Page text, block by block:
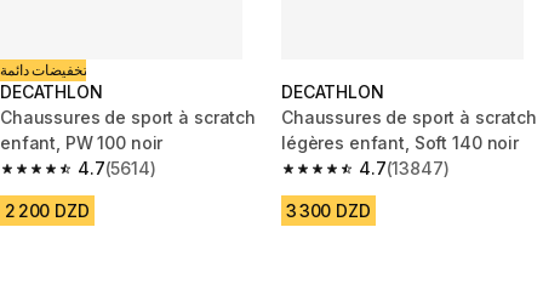
تخفيضات دائمة
DECATHLON
Chaussures de sport à scratch
enfant, PW 100 noir
4.7
4.7 out of 5 stars from 5614 reviews
(5614)
2 200 DZD
DECATHLON
Chaussures de sport à scratch
légères enfant, Soft 140 noir
4.7
4.7 out of 5 stars from 13847
(13847)
3 300 DZD